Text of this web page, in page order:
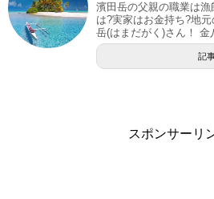
濱田岳の父親の職業は
は?実家はお金持ち?地
岳(はまだがく)さん！ 金
記
スポンサーリ